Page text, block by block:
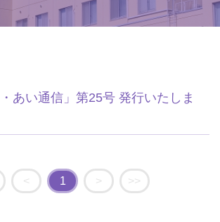
あい通信」第25号 発行いたしま
< 1 > >>